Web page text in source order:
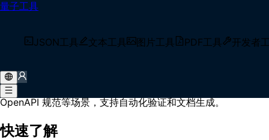
量子工具
JSON工具 文本工具 图片工具 PDF工具 开发者
首页/术语库
什么是 JSON Schema？
语言。它定义数据类型、必需属性、格式约束和嵌套结构，广泛
应用于 API 请求响应验证、配置文件校验、表单生成和
OpenAPI 规范等场景，支持自动化验证和文档生成。
快速了解